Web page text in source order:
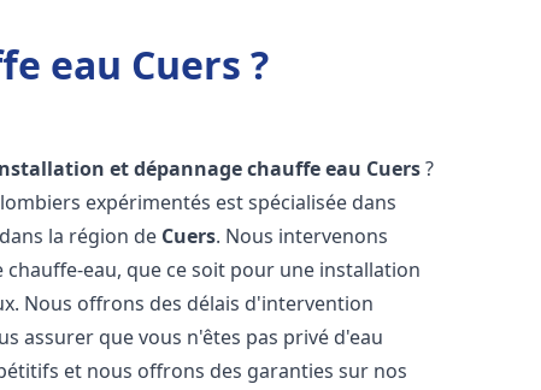
eau Cuers ?
et dépannage chauffe eau Cuers?
expérimentés est spécialisée dans
la région de Cuers. Nous intervenons
eau, que ce soit pour une installation
Nous offrons des délais d'intervention
assurer que vous n'êtes pas privé d'eau
et nous offrons des garanties sur nos